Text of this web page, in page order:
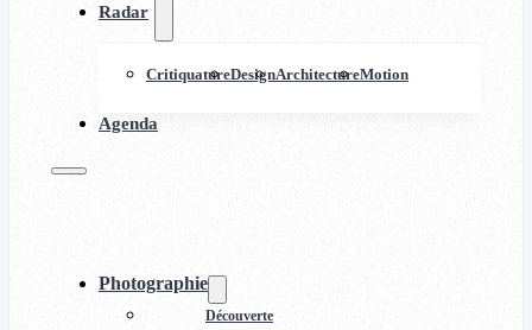
Radar
CritiquatureDesignArchitectureMotion
Agenda
Photographie
Découverte